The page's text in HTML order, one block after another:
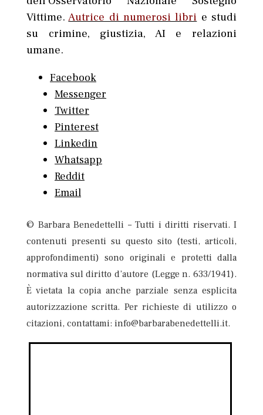
Vittime.Autrice di numerosi libri e studi
su crimine, giustizia, AI e relazioni
umane.
Facebook
Messenger
Twitter
Pinterest
Linkedin
Whatsapp
Reddit
Email
© Barbara Benedettelli – Tutti i diritti riservati. I
contenuti presenti su questo sito (testi, articoli,
approfondimenti) sono originali e protetti dalla
normativa sul diritto d’autore (Legge n. 633/1941).
È vietata la copia anche parziale senza esplicita
autorizzazione scritta. Per richieste di utilizzo o
citazioni, contattami: info@barbarabenedettelli.it.